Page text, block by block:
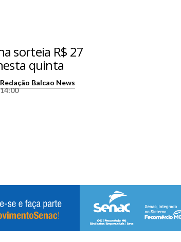
sorteia R$ 27
quinta
Redação Balcao News